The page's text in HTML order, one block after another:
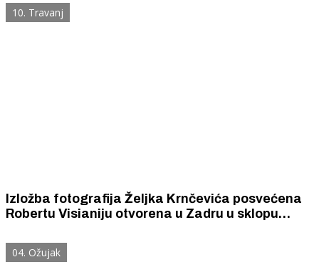
Kačić otvorio izložbu svojih skulptura
10. Travanj
Izložba fotografija Željka Krnčevića posvećena
Robertu Visianiju otvorena u Zadru u sklopu
04. Ožujak